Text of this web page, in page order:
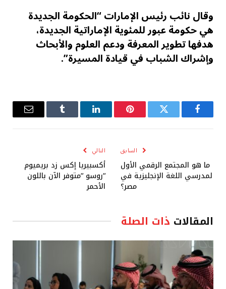
وقال نائب رئيس الإمارات “الحكومة الجديدة
هي حكومة عبور للمئوية الإماراتية الجديدة،
هدفها تطوير المعرفة ودعم العلوم والأبحاث
وإشراك الشباب في قيادة المسيرة”.
فيسبوك تويتر بينتيريستلينكدإن Tumblr
البريد
السابق
ما هو المجتمع الرقمي الأول
لمدرسي اللغة الإنجليزية في
مصر؟
التالي
أكسبيريا إكس زد بريميوم
“روسو “متوفر الآن باللون
الأحمر
المقالات ذات الصلة